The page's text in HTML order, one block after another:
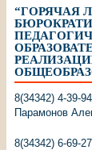
“ГОРЯЧАЯ
8(34342) 4-39-
Парамонов
8(34342) 6-69-